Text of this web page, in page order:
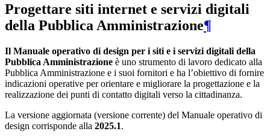
Progettare siti internet e servizi digitali
della Pubblica Amministrazione¶
Il Manuale operativo di design per i siti e i servizi digitali della
Pubblica Amministrazione è uno strumento di lavoro dedicato alla
Pubblica Amministrazione e i suoi fornitori e ha l’obiettivo di fornire
indicazioni operative per orientare e migliorare la progettazione e la
realizzazione dei punti di contatto digitali verso la cittadinanza.
La versione aggiornata (versione corrente) del Manuale operativo di
design corrisponde alla 2025.1.